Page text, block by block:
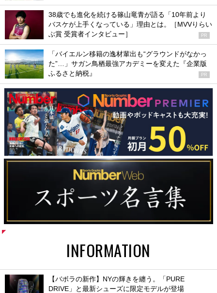
38歳でも進化を続ける篠山竜青が語る「10年前より
バスケが上手くなっている」理由とは。［MVVりらい
ぶ賞 受賞者インタビュー］
PR
「バイエルン移籍の逸材輩出も“グラウンドがなかっ
た”…」サガン鳥栖最強アカデミーを変えた『企業版
ふるさと納税』
PR
INFORMATION
【バボラの新作】NYの輝きを纏う。「PURE
DRIVE」と最新シューズに限定モデルが登場